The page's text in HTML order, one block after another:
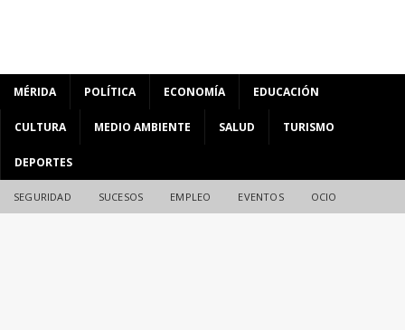
MÉRIDA POLÍTICA ECONOMÍA EDUCACIÓN
CULTURA MEDIO AMBIENTE SALUD TURISMO
DEPORTES
SEGURIDAD SUCESOS EMPLEO EVENTOS OCIO